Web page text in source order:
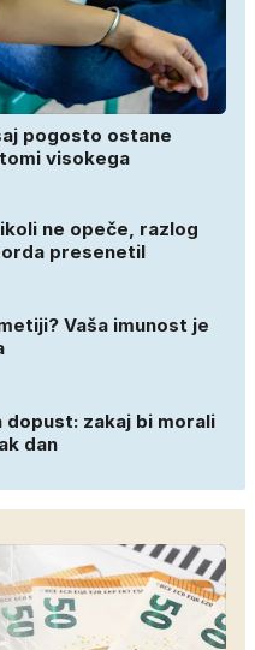
pogosto ostane
visokega
ne opeče, razlog
presenetil
Vaša imunost je
dopust: zakaj bi morali
dan